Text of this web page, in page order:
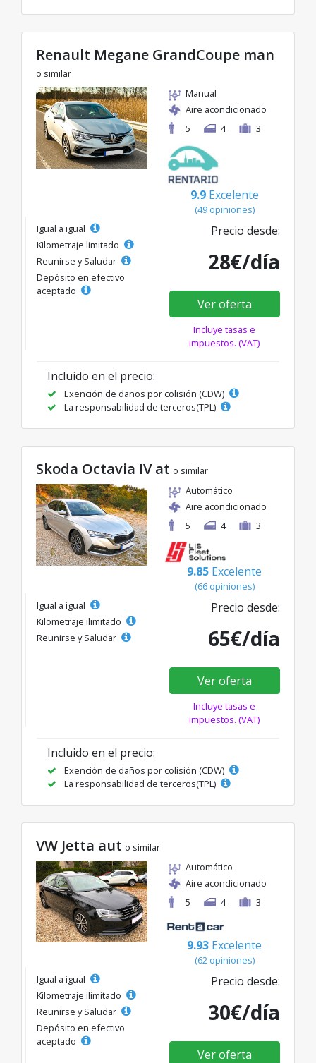
Renault Megane GrandCoupe man
o similar
Manual
Aire acondicionado
5
4 3
9.9 Excelente
(49 opiniones)
Igual a igual
Kilometraje limitado
Reunirse y Saludar
Depósito en efectivo
aceptado
Precio desde:
28€/día
Ver oferta
Incluye tasas e
impuestos. (VAT)
Incluido en el precio:
Exención de daños por colisión (CDW)
La responsabilidad de terceros(TPL)
Skoda Octavia IV at o similar
Automático
Aire acondicionado
5
4 3
9.85 Excelente
(66 opiniones)
Igual a igual
Kilometraje ilimitado
Reunirse y Saludar
Precio desde:
65€/día
Ver oferta
Incluye tasas e
impuestos. (VAT)
Incluido en el precio:
Exención de daños por colisión (CDW)
La responsabilidad de terceros(TPL)
VW Jetta aut o similar
Automático
Aire acondicionado
5
4 3
9.93 Excelente
(62 opiniones)
Igual a igual
Kilometraje ilimitado
Reunirse y Saludar
Depósito en efectivo
aceptado
Precio desde:
30€/día
Ver oferta